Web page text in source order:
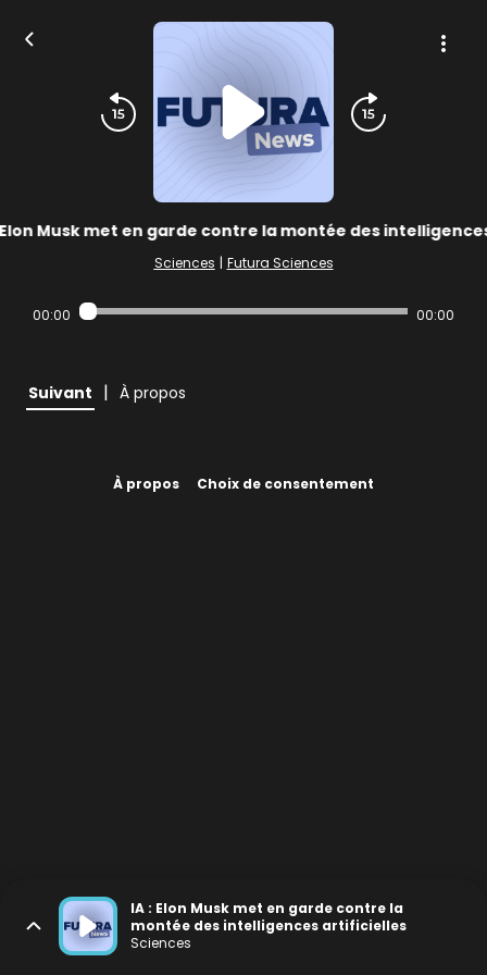
Elon Musk met en garde contre la montée des
Sciences | Futura Sciences
00:00 00:00
Suivant | À propos
À propos Choix de consentement
IA : Elon Musk met en garde contre la
montée des intelligences artificielles
Sciences